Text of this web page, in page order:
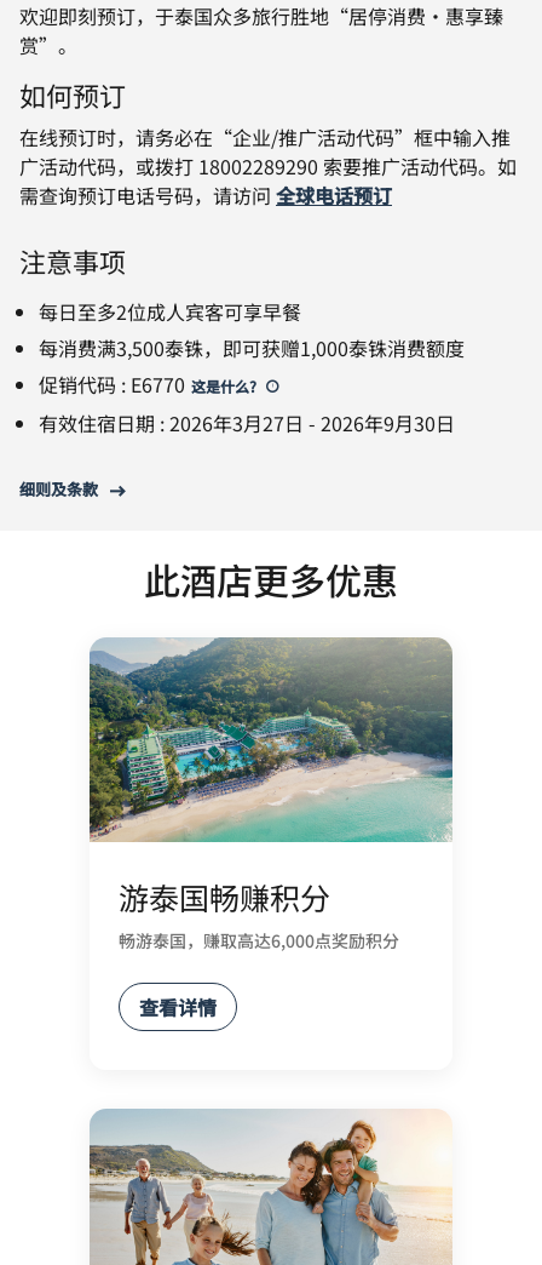
欢迎即刻预订，于泰国众多旅行胜地“居停消费・惠享臻
赏”。
如何预订
在线预订时，请务必在“企业/推广活动代码”框中输入推
广活动代码，或拨打 18002289290 索要推广活动代码。如
需查询预订电话号码，请访问 全球电话预订
注意事项
每日至多2位成人宾客可享早餐
每消费满3,500泰铢，即可获赠1,000泰铢消费额度
促销代码 : E6770 这是什么?
有效住宿日期 :2026年3月27日 - 2026年9月30日
细则及条款
此酒店更多优惠
游泰国畅赚积分
畅游泰国，赚取高达6,000点奖励积分
查看详情